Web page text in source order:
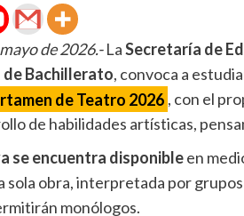
de 2026.-LaSecretaría de
de Bachillerato, convoca a
de Teatro 2026 , con el
de habilidades artísticas,
se encuentra disponibleen
sola obra, interpretada por
monólogos.